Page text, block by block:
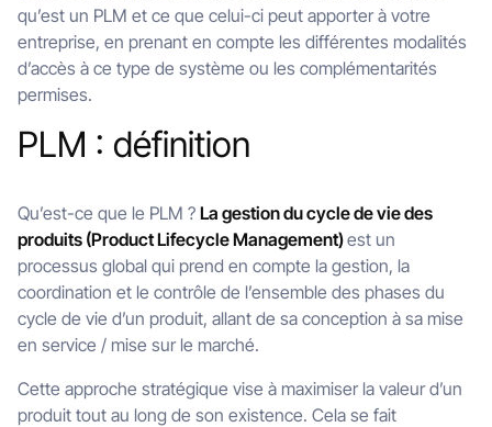
qu’est un PLM et ce que celui-ci peut apporter à votre
entreprise, en prenant en compte les différentes modalités
d’accès à ce type de système ou les complémentarités
permises.
PLM : définition
Qu’est-ce que le PLM ? La gestion du cycle de vie des
produits (Product Lifecycle Management)est un
processus global qui prend en compte la gestion, la
coordination et le contrôle de l’ensemble des phases du
cycle de vie d’un produit, allant de sa conception à sa mise
en service / mise sur le marché.
Cette approche stratégique vise à maximiser la valeur d’un
produit tout au long de son existence. Cela se fait